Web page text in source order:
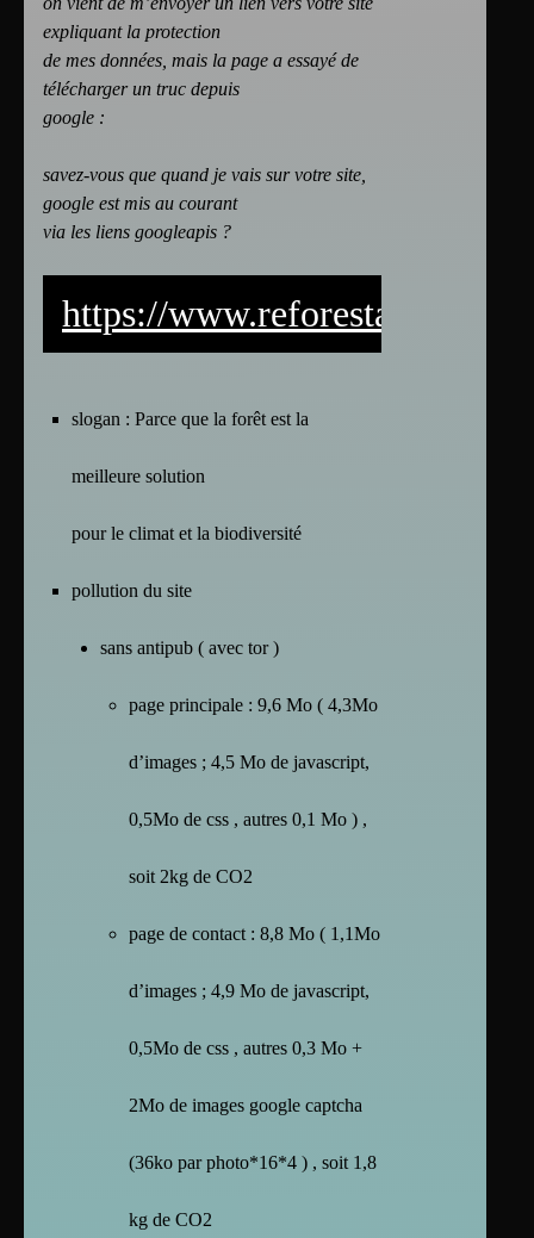
expliquant la protection
de mes données, mais la page a essayé de
télécharger un truc depuis
google :
savez-vous que quand je vais sur votre site,
google est mis au courant
via les liens googleapis ?
https://
slogan : Parce que la forêt est la
meilleure solution
pour le climat et la biodiversité
pollution du site
sans antipub ( avec tor )
page principale : 9,6 Mo ( 4,3Mo
d’images ; 4,5 Mo de javascript,
0,5Mo de css , autres 0,1 Mo ) ,
soit 2kg de CO2
page de contact : 8,8 Mo ( 1,1Mo
d’images ; 4,9 Mo de javascript,
0,5Mo de css , autres 0,3 Mo +
2Mo de images google captcha
(36ko par photo*16*4 ) , soit 1,8
kg de CO2